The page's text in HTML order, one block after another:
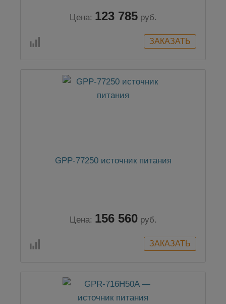
Цена: 123 785 руб.
GPP-77250 источник питания
Цена: 156 560 руб.